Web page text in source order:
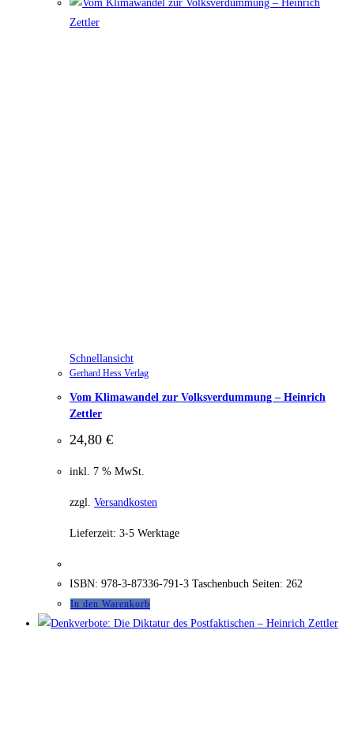
Schnellansicht
Gerhard Hess Verlag
Vom Klimawandel zur Volksverdummung – Heinrich
Zettler
24,80 €
inkl. 7 % MwSt.
zzgl. Versandkosten
Lieferzeit: 3-5 Werktage
ISBN: 978-3-87336-791-3 Taschenbuch Seiten: 262
In den Warenkorb